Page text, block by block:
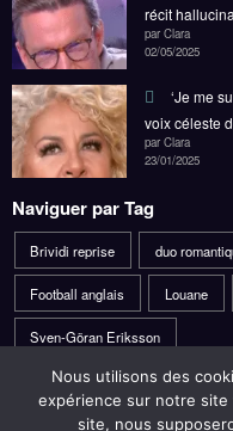
récit
par Clara
02/05/2025
‘Je me
voix céleste
par Clara
23/01/2025
Naviguer par Tag
Brividi reprise duo
Football anglais Louane
Sven-Göran Eriksson
Nous utilisons des
expérience sur notre
site, nous